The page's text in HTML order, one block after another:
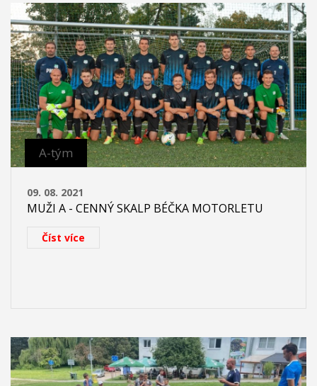
A-tým
09. 08. 2021
MUŽI A - CENNÝ SKALP BÉČKA MOTORLETU
Číst více